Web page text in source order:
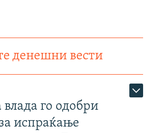
денешни вести
влада го одобри
испраќање